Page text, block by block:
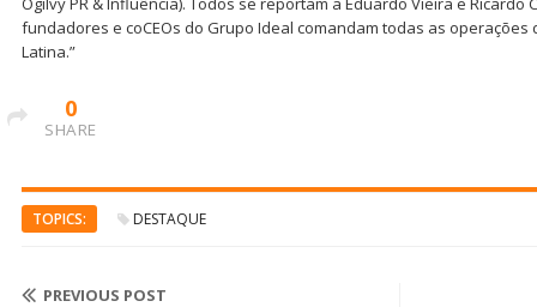
fundadores e coCEOs do Grupo Ideal comandam todas as operações
Latina.”
0
SHARE
TOPICS: DESTAQUE
PREVIOUS POST